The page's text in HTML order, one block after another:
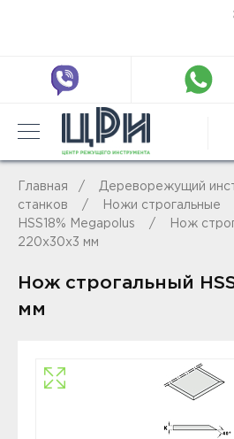
Главная Дереворежущий
станков
Ножи строгальные
HSS18% Megapolus
Нож
220x30x3 мм
Нож строгальный
мм